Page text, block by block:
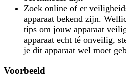
Zoek online of er
apparaat bekend zijn.
tips om jouw apparaat
apparaat echt té onveilig,
je dit apparaat wel moet
Voorbeeld